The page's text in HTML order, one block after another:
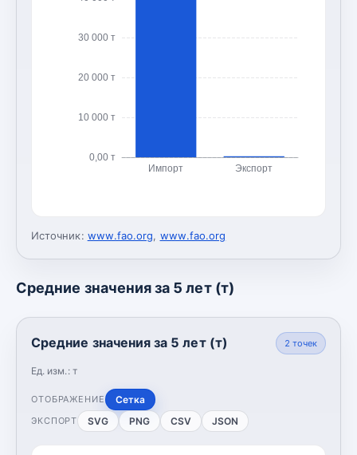
0,00 т
10 000 т
20 000 т
30 000 т
Импорт Экспорт
Источник: www.fao.org, www.fao.org
Средние значения за 5 лет (т)
Средние значения за 5 лет (т)
Ед. изм.: т
2 точек
ОТОБРАЖЕНИЕ Сетка
ЭКСПОРТ SVG PNG CSV JSON